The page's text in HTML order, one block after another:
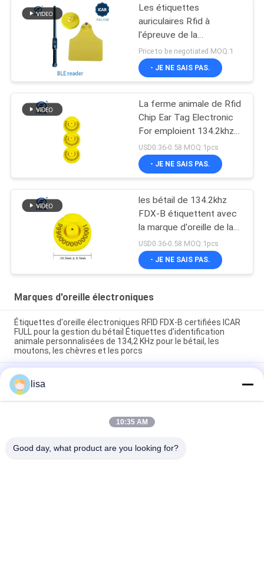
Les étiquettes
auriculaires Rfid à
l'épreuve de la
manipulation en plastique
TPU certifiées ICAR
134.2khz
Price to be negotiated MOQ:1
- JE NE SAIS PAS.
La ferme animale de Rfid
Chip Ear Tag Electronic
For emploient 134.2khz
FDX-B
USD0.36-0.58 MOQ:1pcs
- JE NE SAIS PAS.
les bétail de 134.2khz
FDX-B étiquettent avec
la marque d'oreille de la
puce TPU de RFID avec
le nombre d'impression
laser
USD0.36-0.58 MOQ:1pcs
- JE NE SAIS PAS.
Marques d'oreille électroniques
Étiquettes d'oreille électroniques RFID FDX-B certifiées ICAR
FULL pour la gestion du bétail Étiquettes d'identification
animale personnalisées de 134,2 KHz pour le bétail, les
moutons, les chèvres et les porcs
Étiquettes auriculaires électroniques imperméables pour le
bétail et durables pour la gestion des animaux
bétail avec numérotation laser gravée étiquettes
d'identification durables pour les bovins, les porcs, les
lisa
10:35 AM
Good day, what product are you looking for?